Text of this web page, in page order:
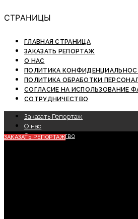
СТРАНИЦЫ
ГЛАВНАЯ СТРАНИЦА
ЗАКАЗАТЬ РЕПОРТАЖ
О НАС
ПОЛИТИКА
ПОЛИТИКА ОБРАБОТКИ
СОГЛАСИЕ НА ИСПОЛЬЗОВАНИЕ
СОТРУДНИЧЕСТВО
Заказать Репортаж
О нас
Сотрудничество
ЗАКАЗАТЬ РЕПОРТАЖ